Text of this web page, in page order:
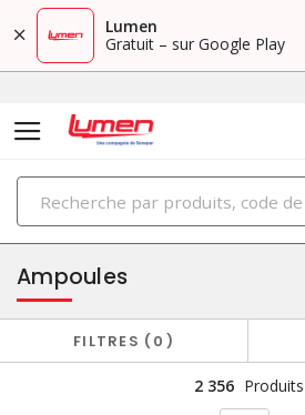
Lumen
Gratuit – sur Google Play
PRODUITS
éclairage
Ampoules
FILTRES 0
2 356 Produits